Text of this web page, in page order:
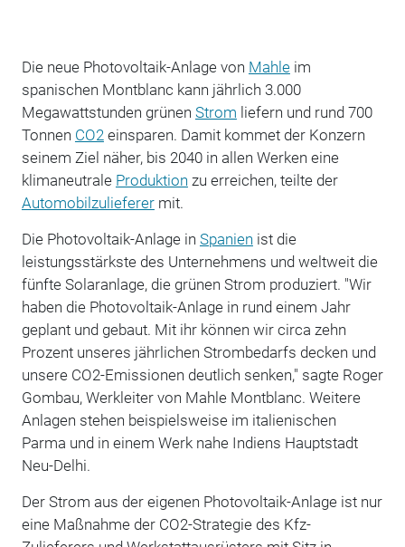
Die neue Photovoltaik-Anlage von Mahleim
spanischen Montblanc kann jährlich 3.000
Megawattstunden grünen Strom liefern und rund 700
Tonnen CO2 einsparen. Damit kommet der Konzern
seinem Ziel näher, bis 2040 in allen Werken eine
klimaneutrale Produktion zu erreichen, teilte der
Automobilzulieferermit.
Die Photovoltaik-Anlage in Spanien ist die
leistungsstärkste des Unternehmens und weltweit die
fünfte Solaranlage, die grünen Strom produziert. "Wir
haben die Photovoltaik-Anlage in rund einem Jahr
geplant und gebaut. Mit ihr können wir circa zehn
Prozent unseres jährlichen Strombedarfs decken und
unsere CO2-Emissionen deutlich senken," sagte Roger
Gombau, Werkleiter von Mahle Montblanc. Weitere
Anlagen stehen beispielsweise im italienischen
Parma und in einem Werk nahe Indiens Hauptstadt
Neu-Delhi.
Der Strom aus der eigenen Photovoltaik-Anlage ist nur
eine Maßnahme der CO2-Strategie des Kfz-